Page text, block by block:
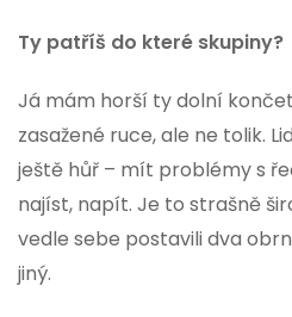
Ty patříš do které skupiny?
Já mám horší ty dolní
zasažené ruce, ale ne tolik.
ještě hůř – mít problémy s
najíst, napít. Je to strašně
vedle sebe postavili dva
jiný.